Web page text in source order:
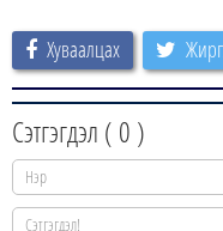
Хуваалцах
Сэтгэгдэл ( 0 )